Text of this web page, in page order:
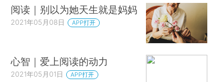
阅读｜别以为她天生就是妈妈
2021年05月08日 APP打开
心智｜爱上阅读的动力
2021年05月01日 APP打开